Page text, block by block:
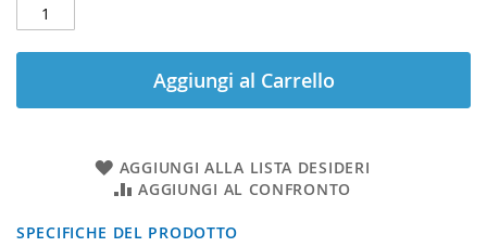
Aggiungi al Carrello
AGGIUNGI ALLA LISTA DESIDERI
AGGIUNGI AL CONFRONTO
SPECIFICHE DEL PRODOTTO